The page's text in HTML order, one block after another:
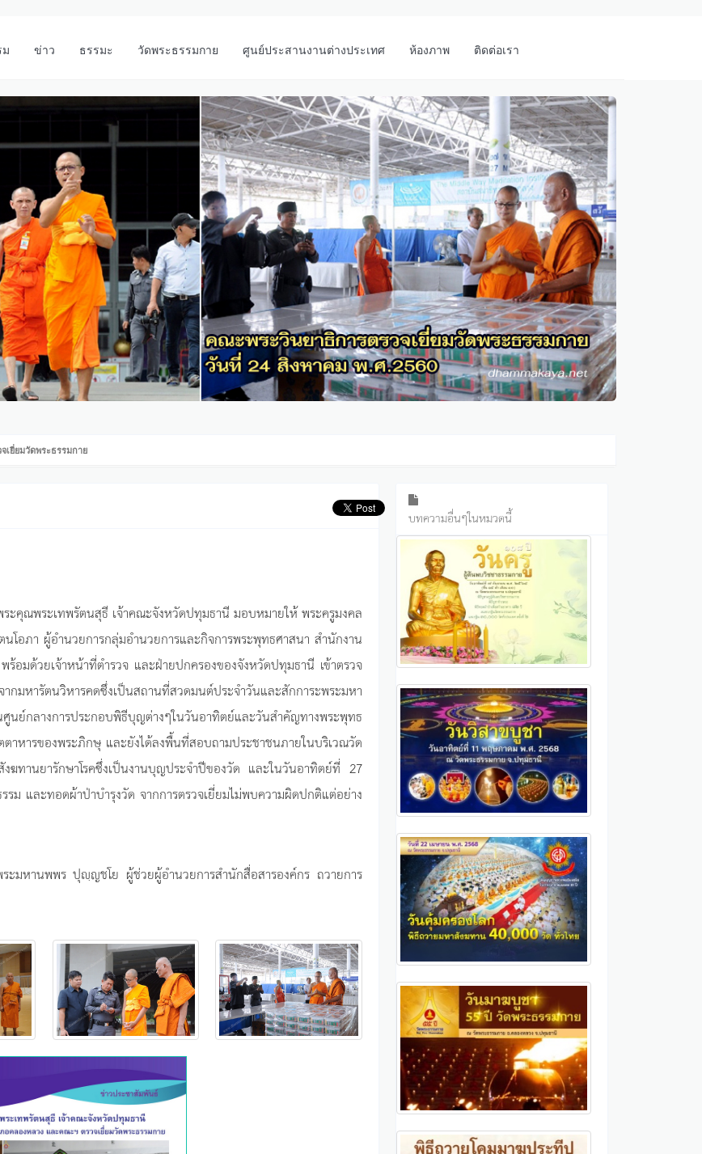
ม ข่าว ธรรมะ วัดพระธรรมกาย ศูนย์ประสานงานต่างประเทศ ห้องภาพ
ติดต่อเรา
เยี่ยมวัดพระธรรมกาย
ะคุณพระเทพรัตนสุธี เจ้าคณะจังหวัดปทุมธานี มอบหมายให้ พระครูมงคล
โอภา ผู้อำนวยการกลุ่มอำนวยการและกิจการพระพุทธศาสนา สำนักงาน
มด้วยเจ้าหน้าที่ตำรวจ และฝ่ายปกครองของจังหวัดปทุมธานี เข้าตรวจ
ารัตนวิหารคดซึ่งเป็นสถานที่สวดมนต์ประจำวันและสักการะพระมหา
ย์กลางการประกอบพิธีบุญต่างๆในวันอาทิตย์และวันสำคัญทางพระพุทธ
หารของพระภิกษุ และยังได้ลงพื้นที่สอบถามประชาชนภายในบริเวณวัด
ฆทานยารักษาโรคซึ่งเป็นงานบุญประจำปีของวัด และในวันอาทิตย์ที่ 27
และทอดผ้าป่าบำรุงวัด จากการตรวจเยี่ยมไม่พบความผิดปกติแต่อย่าง
ะมหานพพร ปุญฺญชโย ผู้ช่วยผู้อำนวยการสำนักสื่อสารองค์กร ถวายการ
บทความอื่นๆในหมวดนี้